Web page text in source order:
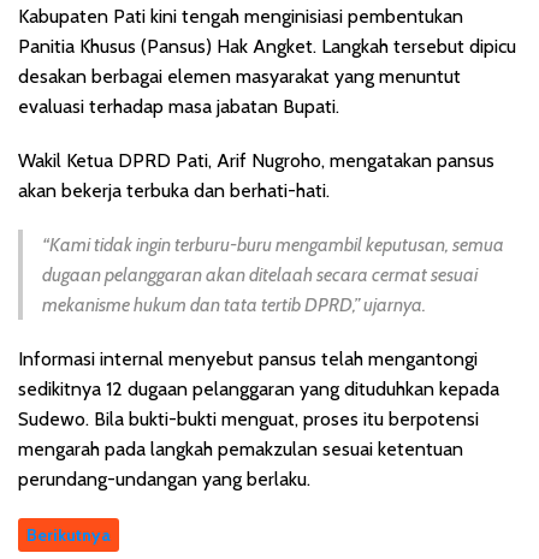
Kabupaten Pati kini tengah menginisiasi pembentukan
Panitia Khusus (Pansus) Hak Angket. Langkah tersebut dipicu
desakan berbagai elemen masyarakat yang menuntut
evaluasi terhadap masa jabatan Bupati.
Wakil Ketua DPRD Pati, Arif Nugroho, mengatakan pansus
akan bekerja terbuka dan berhati-hati.
“Kami tidak ingin terburu-buru mengambil keputusan, semua
dugaan pelanggaran akan ditelaah secara cermat sesuai
mekanisme hukum dan tata tertib DPRD,” ujarnya.
Informasi internal menyebut pansus telah mengantongi
sedikitnya 12 dugaan pelanggaran yang dituduhkan kepada
Sudewo. Bila bukti-bukti menguat, proses itu berpotensi
mengarah pada langkah pemakzulan sesuai ketentuan
perundang-undangan yang berlaku.
Berikutnya